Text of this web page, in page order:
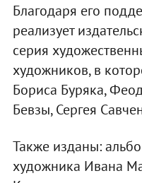
Благодаря его
реализует
серия
художников, в
Бориса Буряка,
Бевзы, Сергея
Также изданы:
художника Ивана